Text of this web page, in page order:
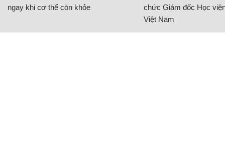
ngay khi cơ thể còn khỏe
chức Giám đốc Học
Việt Nam